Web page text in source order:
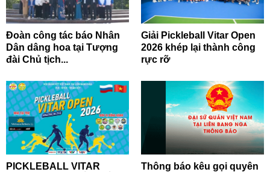
Đoàn công tác báo Nhân
Dân dâng hoa tại Tượng
đài Chủ tịch...
Giải Pickleball Vitar Open
2026 khép lại thành công
rực rỡ
PICKLEBALL VITAR
Thông báo kêu gọi quyên